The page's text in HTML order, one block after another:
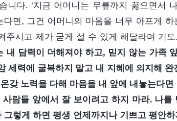
니다. ‘지금 어머니는 무릎까지 꿇으면서
면, 그건 어머니의 마음을 너무 아프게 하
주시고 제가 굳게 설 수 있게 해달라며 기
내 담력이 더해져야 하고, 믿지 않는 가족
세력에 굴복하지 말고 내 지혜에 의지해
갖 노력을 다해 마음을 내 앞에 내놓는다면
람들 앞에서 잘 보이려고 하지 마라. 나를
렇게 하면 평생 언제까지나 기쁘고 평안